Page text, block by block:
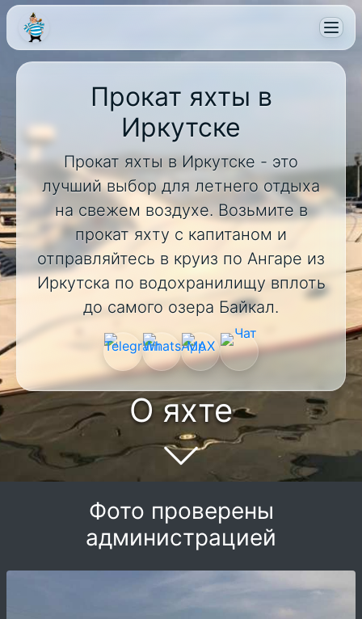
Прокат яхты в
Иркутске
Прокат яхты в Иркутске - это
лучший выбор для летнего отдыха
на свежем воздухе. Возьмите в
прокат яхту с капитаном и
отправляйтесь в круиз по Ангаре из
Иркутска по водохранилищу вплоть
до самого озера Байкал.
О яхте
Фото проверены
администрацией